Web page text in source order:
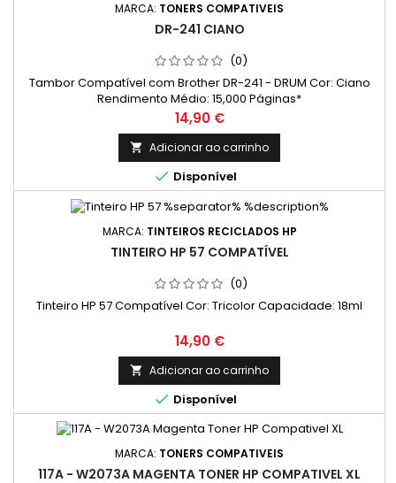
MARCA: TONERS COMPATIVEIS
DR-241 CIANO
(0)
Tambor Compatível com Brother DR-241 - DRUM Cor: Ciano
Rendimento Médio: 15,000 Páginas*
Preço
14,90 €
 Adicionar ao carrinho
 Disponível
MARCA: TINTEIROS RECICLADOS HP
TINTEIRO HP 57 COMPATÍVEL
(0)
Tinteiro HP 57 Compatível Cor: Tricolor Capacidade: 18ml
Preço
14,90 €
 Adicionar ao carrinho
 Disponível
MARCA: TONERS COMPATIVEIS
117A - W2073A MAGENTA TONER HP COMPATIVEL XL